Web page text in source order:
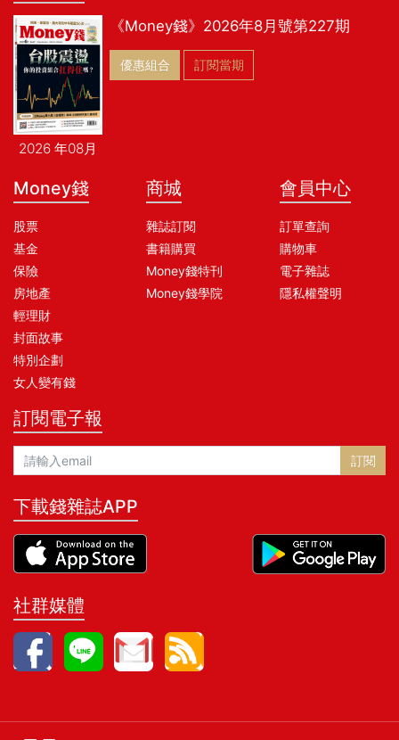
2026 年08月
《Money錢》2026年8月號第227期
優惠組合 訂閱當期
Money錢
股票
基金
保險
房地產
輕理財
封面故事
特別企劃
女人變有錢
商城
雜誌訂閱
書籍購買
Money錢特刊
Money錢學院
會員中心
訂單查詢
購物車
電子雜誌
隱私權聲明
訂閱電子報
訂閱
下載錢雜誌APP
社群媒體